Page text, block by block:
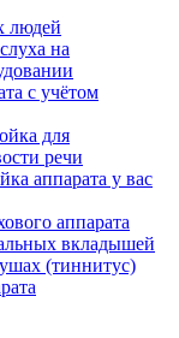
людей
на
с учётом
для
речи
аппарата у вас
аппарата
вкладышей
(тиннитус)